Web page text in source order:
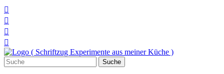




Suchen
nach: